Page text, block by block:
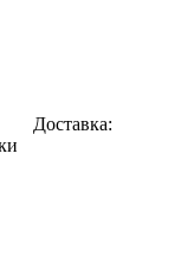
Доставка: